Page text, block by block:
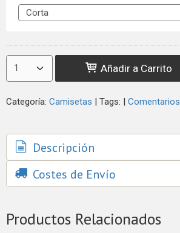
Añadir a Carrito
Categoría: Camisetas | Tags: | Comentarios
Descripción
Costes de Envío
Productos Relacionados